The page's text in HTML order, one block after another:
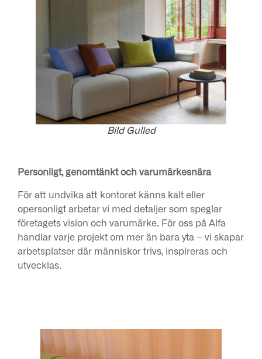
Bild Gulled
Personligt, genomtänkt och varumärkesnära
För att undvika att kontoret känns kalt eller
opersonligt arbetar vi med detaljer som speglar
företagets vision och varumärke. För oss på Alfa
handlar varje projekt om mer än bara yta – vi skapar
arbetsplatser där människor trivs, inspireras och
utvecklas.